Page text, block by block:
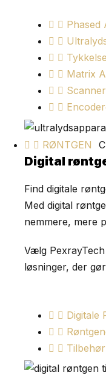
Phased
Matrix
RØNTGEN
Digital
Find digitale
Med digital
nemmere, mere
Vælg
løsninger, der
Digitale
Tilbehør